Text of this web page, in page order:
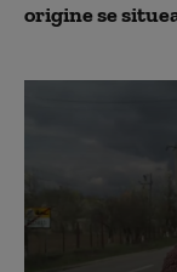
origine se